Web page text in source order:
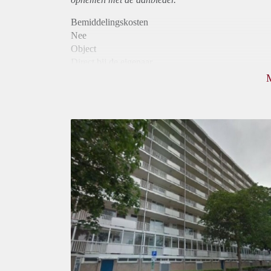
Bemiddelingskosten
Nee
Object
Huurtoeslag
Mogelijk
Inkomen eis
N.V.T.
Huurtermijn
Onbepaalde termijn
Oplevering
Kaal